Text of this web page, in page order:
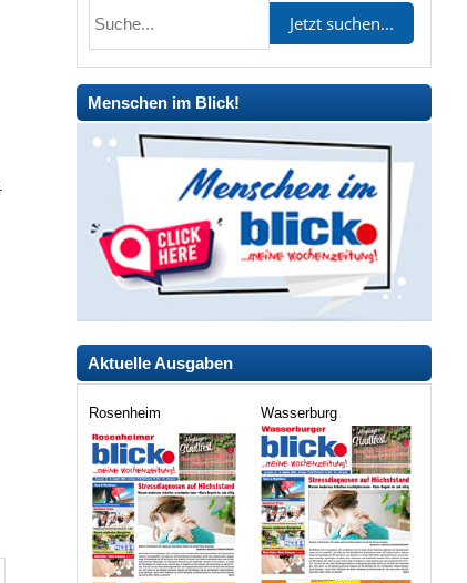
Menschen im Blick!
Aktuelle Ausgaben
Rosenheim Wasserburg